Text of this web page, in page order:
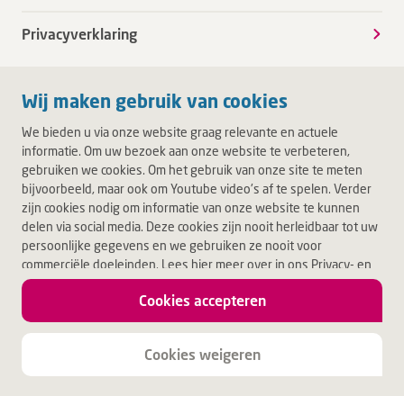
Wij maken gebruik van cookies
We bieden u via onze website graag relevante en actuele
informatie. Om uw bezoek aan onze website te verbeteren,
gebruiken we cookies. Om het gebruik van onze site te meten
bijvoorbeeld, maar ook om Youtube video's af te spelen. Verder
zijn cookies nodig om informatie van onze website te kunnen
delen via social media. Deze cookies zijn nooit herleidbaar tot uw
persoonlijke gegevens en we gebruiken ze nooit voor
commerciële doeleinden. Lees hier meer over in ons Privacy- en
Cookiebeleid. Door op Akkoord te klikken, accepteert u alle
Cookies accepteren
Cookies weigeren
Privacyverklaring